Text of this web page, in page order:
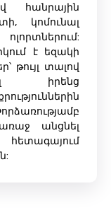
հանրային
կոմունալ
է եզակի
թույլ տալով
իրենց
անցնել